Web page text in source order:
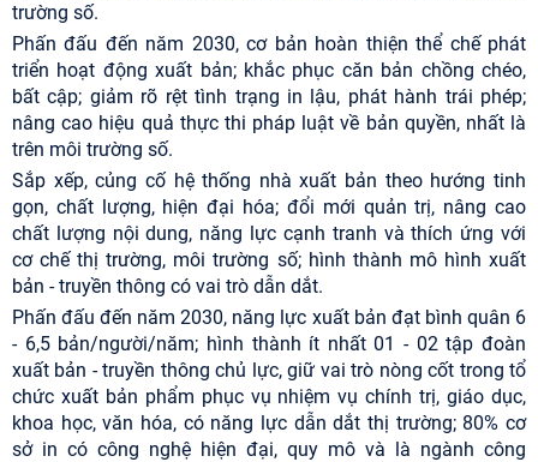
trường số.
Phấn đấu đến năm 2030, cơ bản hoàn thiện thể chế phát
triển hoạt động xuất bản; khắc phục căn bản chồng chéo,
bất cập; giảm rõ rệt tình trạng in lậu, phát hành trái phép;
nâng cao hiệu quả thực thi pháp luật về bản quyền, nhất là
trên môi trường số.
Sắp xếp, củng cố hệ thống nhà xuất bản theo hướng tinh
gọn, chất lượng, hiện đại hóa; đổi mới quản trị, nâng cao
chất lượng nội dung, năng lực cạnh tranh và thích ứng với
cơ chế thị trường, môi trường số; hình thành mô hình xuất
bản - truyền thông có vai trò dẫn dắt.
Phấn đấu đến năm 2030, năng lực xuất bản đạt bình quân 6
- 6,5 bản/người/năm; hình thành ít nhất 01 - 02 tập đoàn
xuất bản - truyền thông chủ lực, giữ vai trò nòng cốt trong tổ
chức xuất bản phẩm phục vụ nhiệm vụ chính trị, giáo dục,
khoa học, văn hóa, có năng lực dẫn dắt thị trường; 80% cơ
sở in có công nghệ hiện đại, quy mô và là ngành công